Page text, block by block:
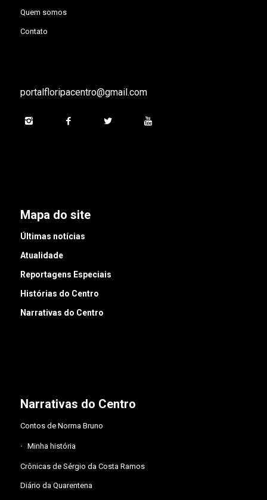
Quem somos
Contato
portalfloripacentro@gmail.com
Mapa do site
Últimas notícias
Atualidade
Reportagens Especiais
Histórias do Centro
Narrativas do Centro
Narrativas do Centro
Contos de Norma Bruno
Minha história
Crônicas de Sérgio da Costa Ramos
Diário da Quarentena